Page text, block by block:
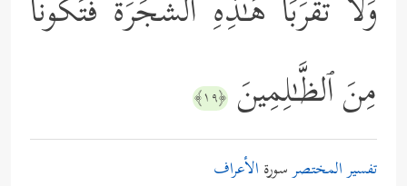
وَلَا تَقۡرَبَا هَـٰذِهِ ٱلشَّجَرَةَ فَتَكُونَا
مِنَ ٱلظَّـٰلِمِینَ ﴿١٩﴾
تفسير المختصرسورة الأعراف